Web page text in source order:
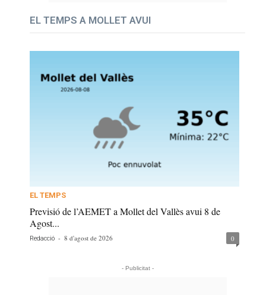
EL TEMPS A MOLLET AVUI
EL TEMPS
Previsió de l’AEMET a Mollet del Vallès avui 8 de
Agost...
Redacció - 8 d'agost de 2026 0
- Publicitat -